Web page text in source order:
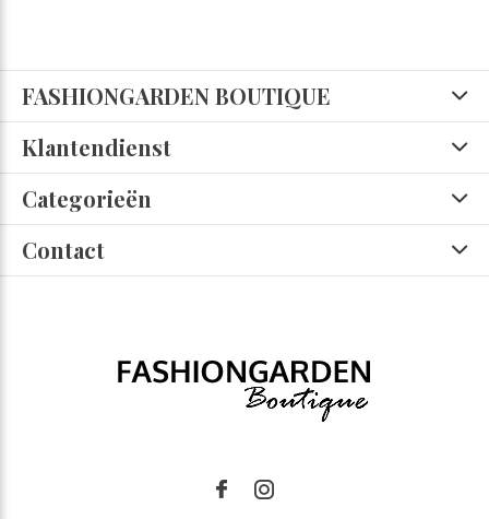
FASHIONGARDEN BOUTIQUE
Klantendienst
Categorieën
Contact